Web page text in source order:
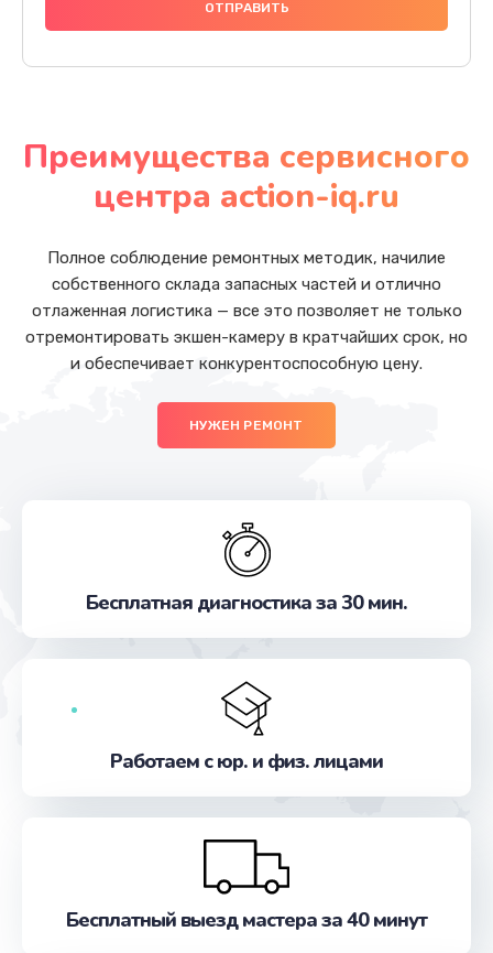
Преимущества сервисного
центра action-iq.ru
Полное соблюдение ремонтных методик, начилие
собственного склада запасных частей и отлично
отлаженная логистика — все это позволяет не только
отремонтировать экшен-камеру в кратчайших срок, но
и обеспечивает конкурентоспособную цену.
НУЖЕН РЕМОНТ
Бесплатная диагностика за 30 мин.
Работаем с юр. и физ. лицами
Бесплатный выезд мастера за 40 минут